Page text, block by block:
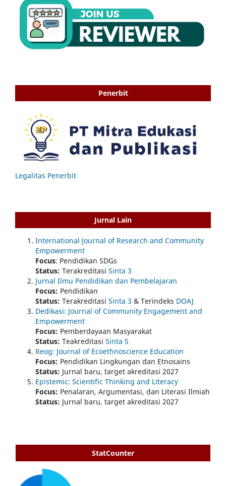
Penerbit
Legalitas Penerbit
Jurnal Lain
International Journal of Research and Community
Empowerment
Focus: Pendidikan SDGs
Status: Terakreditasi Sinta 3
Jurnal Ilmu Pendidikan dan Pembelajaran
Focus: Pendidikan
Status: Terakreditasi Sinta 3 & Terindeks DOAJ
Dedikasi: Journal of Community Engagement and
Empowerment
Focus: Pemberdayaan Masyarakat
Status: Teakreditasi Sinta 5
Reog: Journal of Ecoethnoscience Education
Focus: Pendidikan Lingkungan dan Etnosains
Status: Jurnal baru, target akreditasi 2027
Epistemic: Scientific Thinking and Literacy
Focus: Penalaran, Argumentasi, dan Literasi Ilmiah
Status: Jurnal baru, target akreditasi 2027
StatCounter